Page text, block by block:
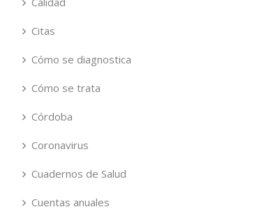
Citas
Cómo se diagnostica
Cómo se trata
Córdoba
Coronavirus
Cuadernos de Salud
Cuentas anuales